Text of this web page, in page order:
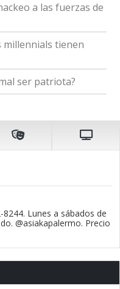
a las fuerzas de
millennials tienen
ser patriota?
Lunes a sábados de
@asiakapalermo. Precio